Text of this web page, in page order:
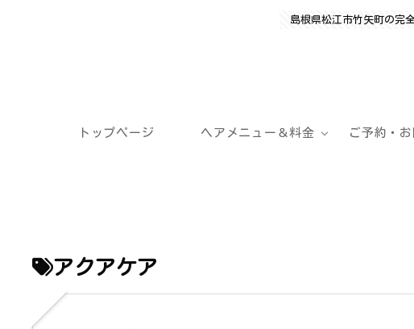
島根県松江市竹矢町の完
トップページ ヘアメニュー＆料金 ご予約・
アクアケア